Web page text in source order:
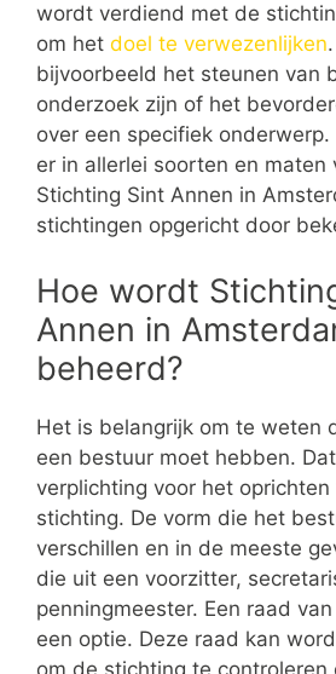
wordt verdiend met de
om het doel te verwezenlijken
bijvoorbeeld het steunen van
onderzoek zijn of het
over een specifiek
er in allerlei soorten en maten
Stichting Sint Annen in
stichtingen opgericht door
Hoe wordt
Annen in
beheerd?
Het is belangrijk om te weten
een bestuur moet hebben.
verplichting voor het oprichten
stichting. De vorm die het
verschillen en in de meeste
die uit een voorzitter,
penningmeester. Een raad
een optie. Deze raad kan
om de stichting te controleren